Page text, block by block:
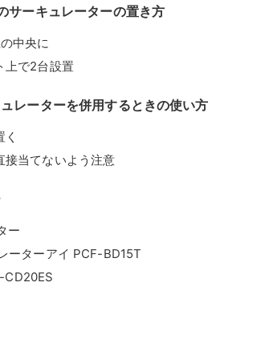
サーキュレーターの置き方
中央に
上で2台設置
レーターを併用するときの使い方
接当てないよう注意
ー
ーターアイ PCF-BD15T
CD20ES